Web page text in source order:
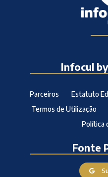
Infocul
Parceiros Estatuto
Termos de Utilização
Política
Fonte